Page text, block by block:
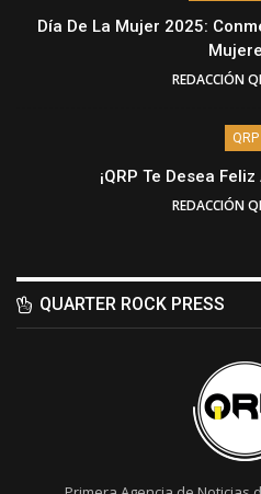
Día De La Mujer 2025:
REDACCIÓN
QRP
¡QRP Te Desea
REDACCIÓN
QUARTER ROCK PRESS